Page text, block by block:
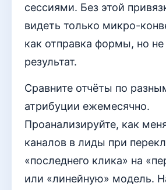
сессиями. Без этой
видеть только микро-
как отправка формы, но
результат.
Сравните отчёты по
атрибуции ежемесячно.
Проанализируйте, как
каналов в лиды при
«последнего клика» на
или «линейную» модель.